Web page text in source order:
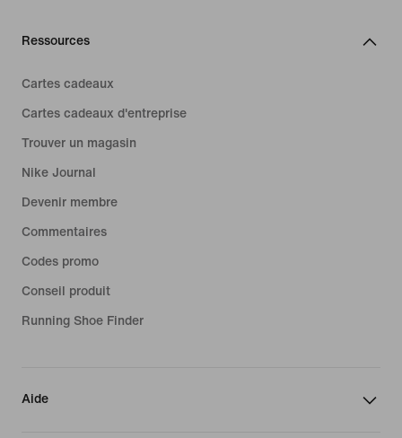
Ressources
Cartes cadeaux
Cartes cadeaux d'entreprise
Trouver un magasin
Nike Journal
Devenir membre
Commentaires
Codes promo
Conseil produit
Running Shoe Finder
Aide